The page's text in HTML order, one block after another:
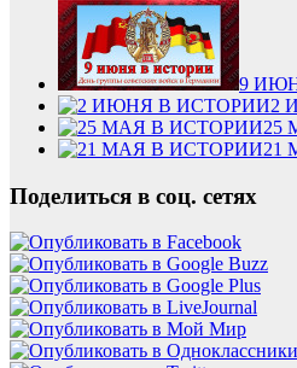
9
2
25
21
Поделиться в соц. сетях